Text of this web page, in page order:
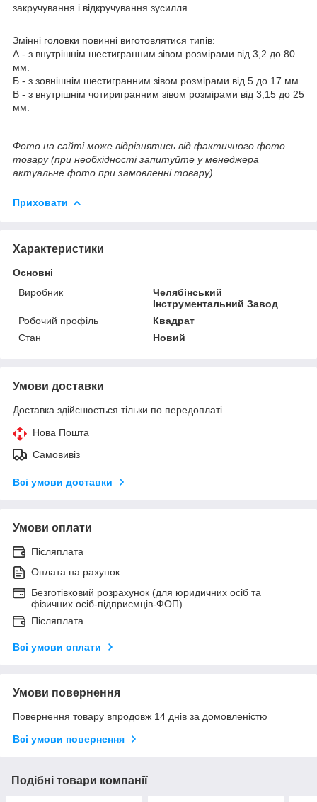
закручування і відкручування зусилля.
Змінні головки повинні виготовлятися типів:
А - з внутрішнім шестигранним зівом розмірами від 3,2 до 80
мм.
Б - з зовнішнім шестигранним зівом розмірами від 5 до 17 мм.
В - з внутрішнім чотиригранним зівом розмірами від 3,15 до 25
мм.
Фото на сайті може відрізнятись від фактичного фото
товару (при необхідності запитуйте у менеджера
актуальне фото при замовленні товару)
Приховати
Характеристики
Основні
Виробник
Челябінський
Інструментальний Завод
Робочий профіль
Квадрат
Стан
Новий
Умови доставки
Доставка здійснюється тільки по передоплаті.
Нова Пошта
Самовивіз
Всі умови доставки
Умови оплати
Післяплата
Оплата на рахунок
Безготівковий розрахунок (для юридичних осіб та
фізичних осіб-підприємців-ФОП)
Післяплата
Всі умови оплати
Умови повернення
Повернення товару впродовж 14 днів за домовленістю
Всі умови повернення
Подібні товари компанії